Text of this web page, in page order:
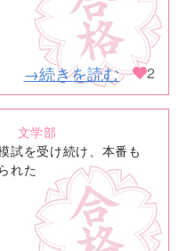
→続きを読む 2
文学部
試を受け続け、本番も
れた